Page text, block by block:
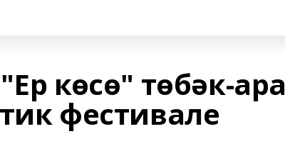
көсө" төбәк-ара
фестивале